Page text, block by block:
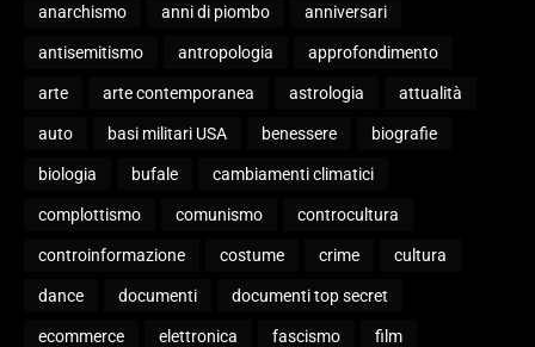
anarchismo anni di piombo anniversari
antisemitismo antropologia approfondimento
arte arte contemporanea astrologia attualità
auto basi militari USA benessere biografie
biologia bufale cambiamenti climatici
complottismo comunismo controcultura
controinformazione costume crime cultura
dance documenti documenti top secret
ecommerce elettronica fascismo film